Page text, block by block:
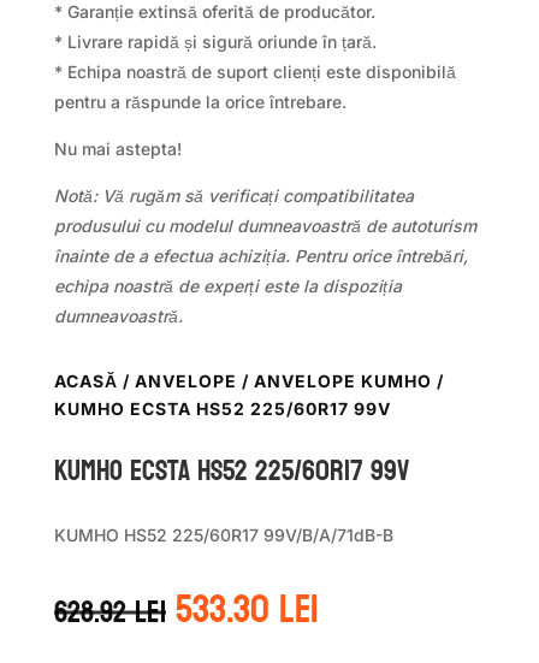
* Garanție extinsă oferită de producător.
* Livrare rapidă și sigură oriunde în țară.
* Echipa noastră de suport clienți este disponibilă
pentru a răspunde la orice întrebare.
Nu mai astepta!
Notă: Vă rugăm să verificați compatibilitatea
produsului cu modelul dumneavoastră de autoturism
înainte de a efectua achiziția. Pentru orice întrebări,
echipa noastră de experți este la dispoziția
dumneavoastră.
ACASĂ / ANVELOPE / ANVELOPE KUMHO /
KUMHO ECSTA HS52 225/60R17 99V
Kumho ECSTA HS52 225/60R17 99V
KUMHO HS52 225/60R17 99V/B/A/71dB-B
628.92leiPrețul
inițial
533.30leiPrețul
curent